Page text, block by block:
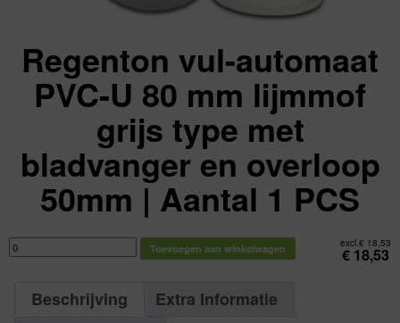
Regenton vul-automaat
PVC-U 80 mm lijmmof
grijs type met
bladvanger en overloop
50mm | Aantal 1 PCS
excl.€ 18,53
€ 18,53
Regenton
vul-
automaat
lijmmof
Toevoegen aan winkelwagen
Beschrijving
Extra Informatie